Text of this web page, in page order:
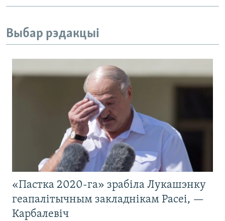
Выбар рэдакцыі
«Пастка 2020-га» зрабіла Лукашэнку
геапалітычным закладнікам Расеі, —
Карбалевіч